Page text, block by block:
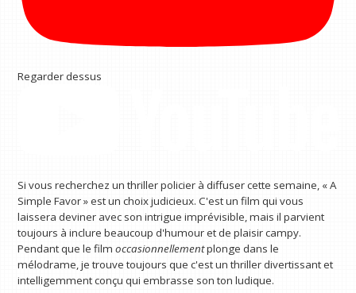
Regarder dessus
Si vous recherchez un thriller policier à diffuser cette semaine, « A
Simple Favor » est un choix judicieux. C'est un film qui vous
laissera deviner avec son intrigue imprévisible, mais il parvient
toujours à inclure beaucoup d'humour et de plaisir campy.
Pendant que le filmoccasionnellementplonge dans le
mélodrame, je trouve toujours que c'est un thriller divertissant et
intelligemment conçu qui embrasse son ton ludique.